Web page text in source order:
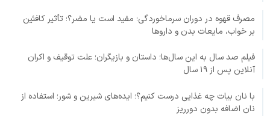
مصرف قهوه در دوران سرماخوردگی؛ مفید است یا مضر؟؛ تأثیر کافئین
بر خواب، مایعات بدن و داروها
فیلم صد سال به این سال‌ها؛ داستان و بازیگران؛ علت توقیف و اکران
آنلاین پس از ۱۹ سال
با نان بیات چه غذایی درست کنیم؟؛ ایده‌های شیرین و شور؛ استفاده از
نان اضافه بدون دورریز